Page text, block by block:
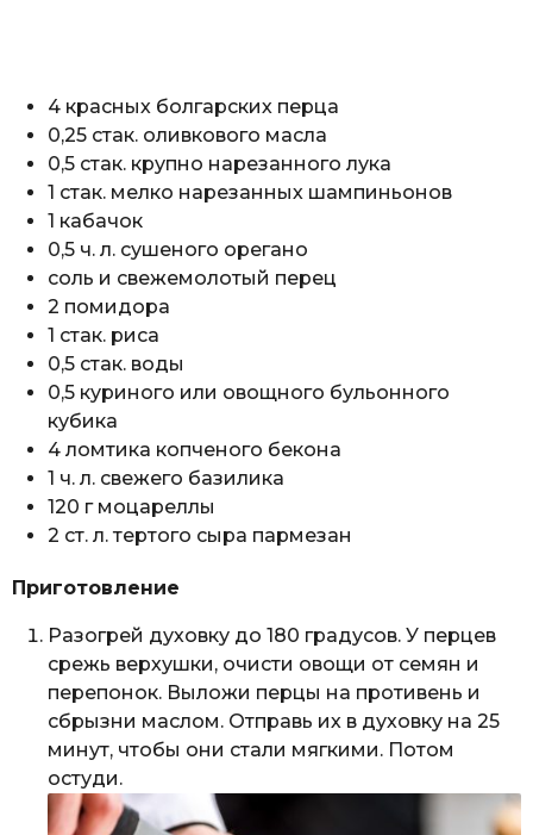
4 красных болгарских перца
0,25 стак. оливкового масла
0,5 стак. крупно нарезанного лука
1 стак. мелко нарезанных шампиньонов
1 кабачок
0,5 ч. л. сушеного орегано
соль и свежемолотый перец
2 помидора
1 стак. риса
0,5 стак. воды
0,5 куриного или овощного бульонного
кубика
4 ломтика копченого бекона
1 ч. л. свежего базилика
120 г моцареллы
2 ст. л. тертого сыра пармезан
Приготовление
Разогрей духовку до 180 градусов. У перцев
срежь верхушки, очисти овощи от семян и
перепонок. Выложи перцы на противень и
сбрызни маслом. Отправь их в духовку на 25
минут, чтобы они стали мягкими. Потом
остуди.